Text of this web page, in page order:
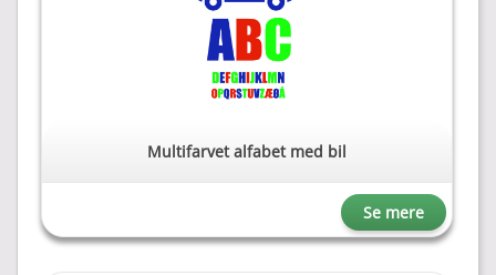
Multifarvet alfabet med bil
Se mere